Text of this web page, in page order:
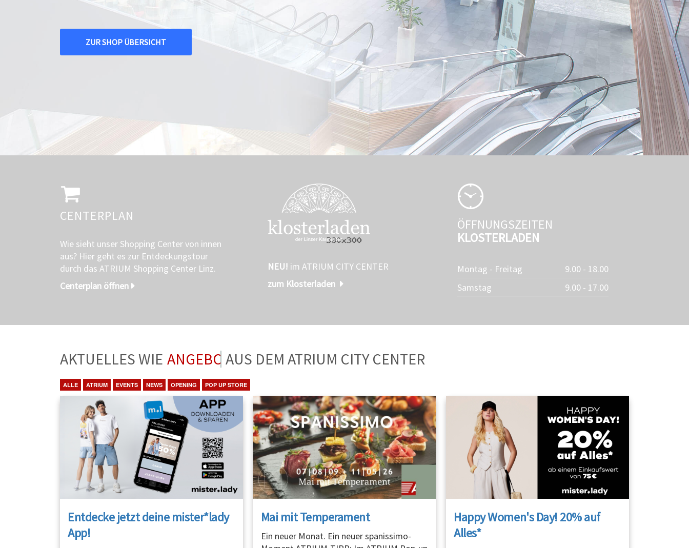
ZUR SHOP ÜBERSICHT
CENTERPLAN
Wie sieht unser Shopping Center von innen
aus? Hier geht es zur Entdeckungstour
durch das ATRIUM Shopping Center Linz.
Centerplan öffnen
NEU! im ATRIUM CITY CENTER
zum Klosterladen
ÖFFNUNGSZEITEN
KLOSTERLADEN
Montag - Freitag
9.00 - 18.00
Samstag
9.00 - 17.00
AKTUELLES WIE ANGEBOTE AUS DEM ATRIUM CITY CENTER
ALLE ATRIUM EVENTS NEWS OPENING POP UP STORE
Entdecke jetzt deine mister*lady
App!
Mai mit Temperament
Ein neuer Monat. Ein neuer spanissimo-
Happy Women's Day! 20% auf
Alles*